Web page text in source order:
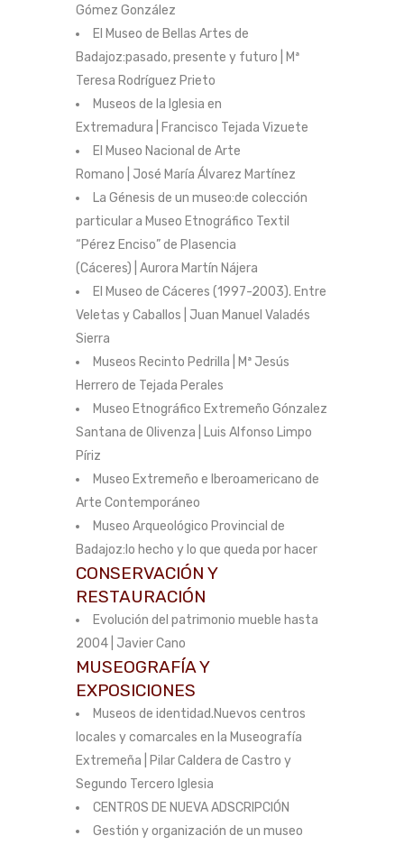
Gómez González
El Museo de Bellas Artes de
Badajoz:pasado, presente y futuro | Mª
Teresa Rodríguez Prieto
Museos de la Iglesia en
Extremadura | Francisco Tejada Vizuete
El Museo Nacional de Arte
Romano | José María Álvarez Martínez
La Génesis de un museo:de colección
particular a Museo Etnográfico Textil
“Pérez Enciso” de Plasencia
(Cáceres) | Aurora Martín Nájera
El Museo de Cáceres (1997-2003). Entre
Veletas y Caballos | Juan Manuel Valadés
Sierra
Museos Recinto Pedrilla | Mª Jesús
Herrero de Tejada Perales
Museo Etnográfico Extremeño Gónzalez
Santana de Olivenza | Luis Alfonso Limpo
Píriz
Museo Extremeño e Iberoamericano de
Arte Contemporáneo
Museo Arqueológico Provincial de
Badajoz:lo hecho y lo que queda por hacer
CONSERVACIÓN Y
RESTAURACIÓN
Evolución del patrimonio mueble hasta
2004 | Javier Cano
MUSEOGRAFÍA Y
EXPOSICIONES
Museos de identidad.Nuevos centros
locales y comarcales en la Museografía
Extremeña | Pilar Caldera de Castro y
Segundo Tercero Iglesia
CENTROS DE NUEVA ADSCRIPCIÓN
Gestión y organización de un museo